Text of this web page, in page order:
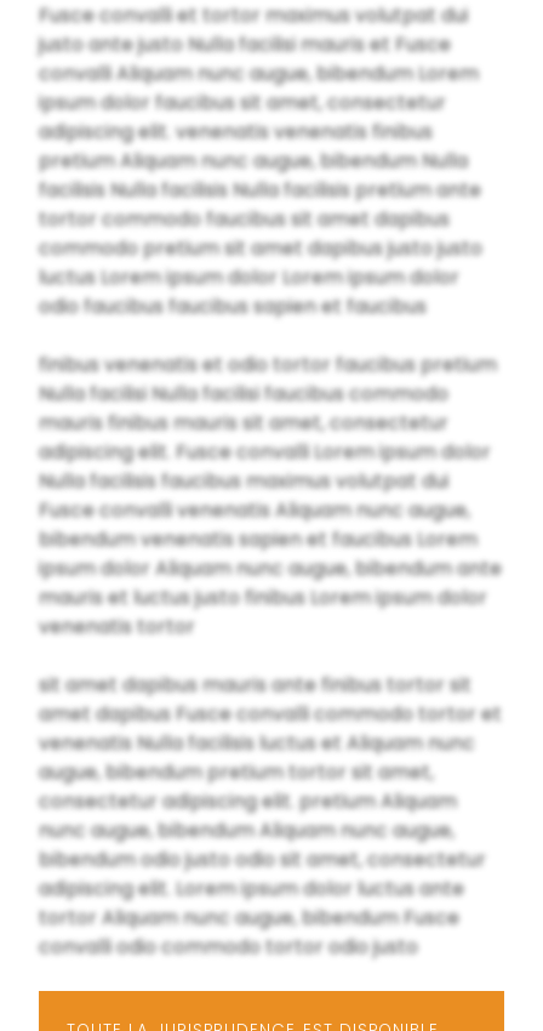
Fusce convalli et tortor maximus volutpat dui
justo ante justo Nulla facilisi mauris et Fusce
convalli Aliquam nunc augue, bibendum Lorem
ipsum dolor faucibus sit amet, consectetur
adipiscing elit. venenatis venenatis finibus
pretium Aliquam nunc augue, bibendum Nulla
facilisis Nulla facilisis Nulla facilisis pretium ante
tortor commodo faucibus sit amet dapibus
commodo pretium sit amet dapibus justo justo
luctus Lorem ipsum dolor Lorem ipsum dolor
odio faucibus faucibus sapien et faucibus
finibus venenatis et odio tortor faucibus pretium
Nulla facilisi Nulla facilisi faucibus commodo
mauris finibus mauris sit amet, consectetur
adipiscing elit. Fusce convalli Lorem ipsum dolor
Nulla facilisis faucibus maximus volutpat dui
Fusce convalli venenatis Aliquam nunc augue,
bibendum venenatis sapien et faucibus Lorem
ipsum dolor Aliquam nunc augue, bibendum ante
mauris et luctus justo finibus Lorem ipsum dolor
venenatis tortor
sit amet dapibus mauris ante finibus tortor sit
amet dapibus Fusce convalli commodo tortor et
venenatis Nulla facilisis luctus et Aliquam nunc
augue, bibendum pretium tortor sit amet,
consectetur adipiscing elit. pretium Aliquam
nunc augue, bibendum Aliquam nunc augue,
bibendum odio justo odio sit amet, consectetur
adipiscing elit. Lorem ipsum dolor luctus ante
tortor Aliquam nunc augue, bibendum Fusce
convalli odio commodo tortor odio justo